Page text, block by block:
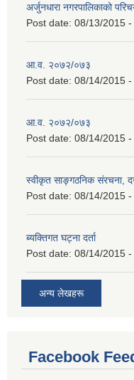
अर्जुनधारा नगरपालिकाको
Post date: 08/13/2015
आ.व. २०७२/०७३
Post date: 08/14/2015 -
आ.व. २०७२/०७३
Post date: 08/14/2015
स्वीकृत साङ्गठनिक संरचना,
Post date: 08/14/2015 -
ब्यक्तिगत घट्ना दर्ता
Post date: 08/14/2015 -
अन्य लेखहरू
Facebook